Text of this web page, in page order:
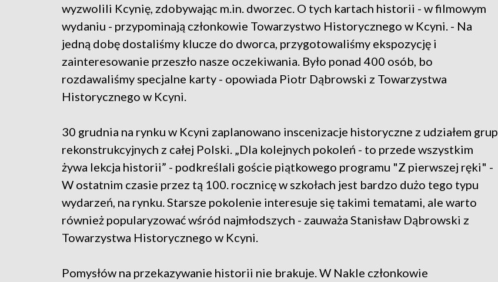
wyzwolili Kcynię, zdobywając m.in. dworzec. O tych kartach historii - w filmowym
wydaniu - przypominają członkowie Towarzystwo Historycznego w Kcyni. - Na
jedną dobę dostaliśmy klucze do dworca, przygotowaliśmy ekspozycję i
zainteresowanie przeszło nasze oczekiwania. Było ponad 400 osób, bo
rozdawaliśmy specjalne karty - opowiada Piotr Dąbrowski z Towarzystwa
Historycznego w Kcyni.
30 grudnia na rynku w Kcyni zaplanowano inscenizacje historyczne z udziałem grup
rekonstrukcyjnych z całej Polski. „Dla kolejnych pokoleń - to przede wszystkim
żywa lekcja historii” - podkreślali goście piątkowego programu "Z pierwszej ręki" -
W ostatnim czasie przez tą 100. rocznicę w szkołach jest bardzo dużo tego typu
wydarzeń, na rynku. Starsze pokolenie interesuje się takimi tematami, ale warto
również popularyzować wśród najmłodszych - zauważa Stanisław Dąbrowski z
Towarzystwa Historycznego w Kcyni.
Pomysłów na przekazywanie historii nie brakuje. W Nakle członkowie